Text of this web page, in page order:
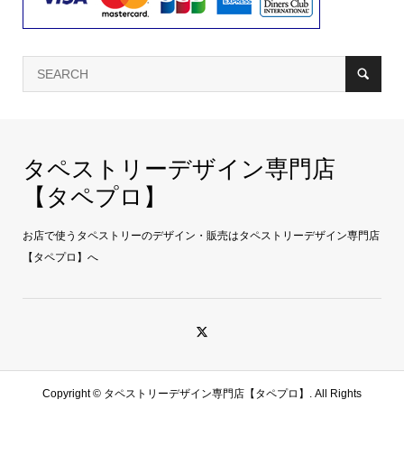
タペストリーデザイン専門店
【タペプロ】
お店で使うタペストリーのデザイン・販売はタペストリーデザイン専門店
【タペプロ】へ
Copyright © タペストリーデザイン専門店【タペプロ】. All Rights